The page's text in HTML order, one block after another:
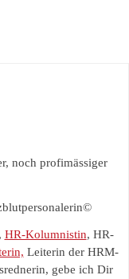
noch profimässiger
HR-Kolumnistin, HR-
Leiterin der HRM-
gebe ich Dir